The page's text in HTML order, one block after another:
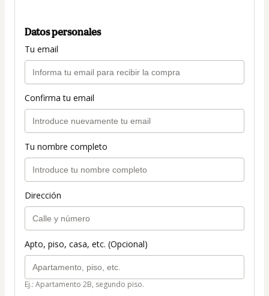
Datos personales
Tu email
Confirma tu email
Tu nombre completo
Dirección
Apto, piso, casa, etc. (Opcional)
Ej.: Apartamento 2B, segundo piso.